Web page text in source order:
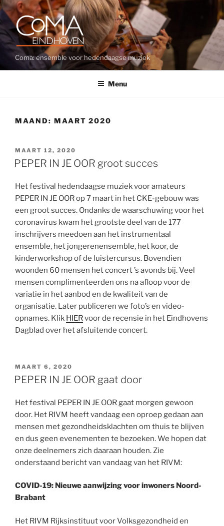
Ga
naar
de
inhoud
Coma: ensemble voor hedendaagse muziek
Menu
MAAND: MAART 2020
GEPLAATST
OP
MAART 12, 2020
PEPER IN JE OOR groot succes
Het festival hedendaagse muziek voor amateurs
PEPER IN JE OOR op 7 maart in het CKE-gebouw was
een groot succes. Ondanks de waarschuwing voor het
coronavirus kwam het grootste deel van de 177
inschrijvers meedoen aan het instrumentaal
ensemble, het jongerenensemble, het koor, de
kinderworkshop of de luistercursus. Bovendien
woonden 60 mensen het concert ’s avonds bij. Veel
mensen complimenteerden ons na afloop voor de
variatie in het aanbod en de kwaliteit van de
organisatie. Later publiceren we foto’s en video-
opnames. Klik HIERvoor de recensie in het Eindhovens
Dagblad over het afsluitende concert.
GEPLAATST
OP
MAART 6, 2020
PEPER IN JE OOR gaat door
Het festival PEPER IN JE OOR gaat morgen gewoon
door. Het RIVM heeft vandaag een oproep gedaan aan
mensen met gezondheidsklachten om thuis te blijven
en dus geen evenementen te bezoeken. We hopen dat
onze deelnemers zich daaraan houden. Zie
onderstaand bericht van vandaag van het RIVM:
COVID-19: Nieuwe aanwijzing voor inwoners Noord-
Brabant
Het RIVM Rijksinstituut voor Volksgezondheid en